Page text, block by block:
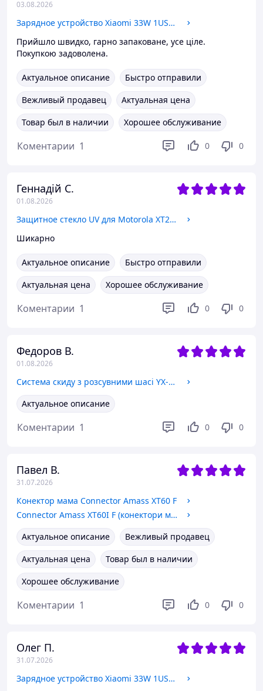
03.08.2026
Зарядное устройство Xiaomi 33W 1USB-A с кабелем Type-C (Original China) white
Прийшло швидко, гарно запаковане, усе ціле.
Покупкою задоволена.
Актуальное описание
Быстро отправили
Вежливый продавец
Актуальная цена
Товар был в наличии
Хорошее обслуживание
Коментарии 1 0 0
Геннадій С.
01.08.2026
Защитное стекло UV для Motorola XT2429 Moto Edge 50 Fusion (0.3мм 3D) clear с UV клеем и лампой
Шикарно
Актуальное описание
Быстро отправили
Актуальная цена
Хорошее обслуживание
Коментарии 1 0 0
Федоров В.
01.08.2026
Система скиду з розсувними шасі YX-275 для DJI Mavic 3
Актуальное описание
Коментарии 1 0 0
Павел В.
31.07.2026
Конектор мама Connector Amass XT60 F
Connector Amass XT60I F (конектори мама)
Актуальное описание
Вежливый продавец
Актуальная цена
Товар был в наличии
Хорошее обслуживание
Коментарии 1 0 0
Олег П.
31.07.2026
Зарядное устройство Xiaomi 33W 1USB-A с кабелем Type-C (Original China) white